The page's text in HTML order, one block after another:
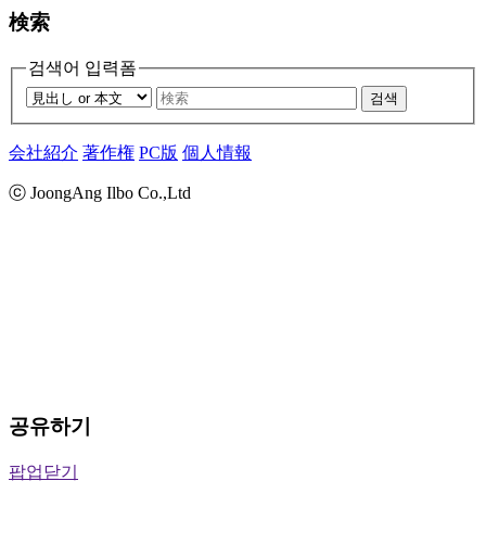
検索
검색어 입력폼
검색
会社紹介 著作権 PC版 個人情報
ⓒ JoongAng Ilbo Co.,Ltd
공유하기
팝업닫기